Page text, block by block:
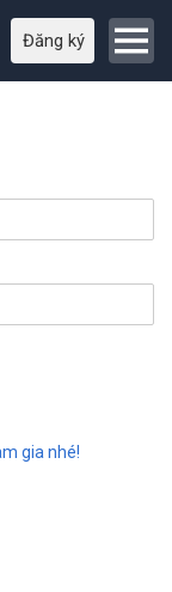
Đăng ký
gia nhé!